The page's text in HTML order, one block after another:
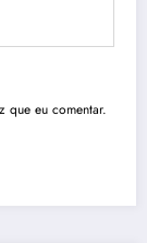
que eu comentar.